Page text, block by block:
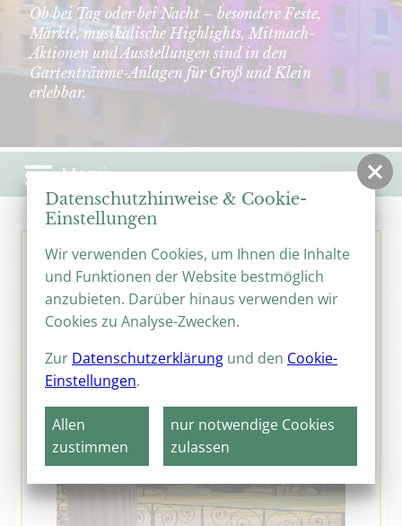
Ob bei Tag oder bei Nacht – besondere Feste,
Märkte, musikalische Highlights, Mitmach-
Aktionen und Ausstellungen sind in den
Gartenträume-Anlagen für Groß und Klein
erlebbar.
Menü
Theater-Open-Air
"Kloster.Berge.Garten"
30. Mai 2025bis06. Juni 2025|
Veranstaltungsort:Klosterbergegarten
Magdeburg unter Mitwirkung der
THEATERBALLETTSCHULE MAGDEBURG
Datenschutzhinweise & Cookie-
Einstellungen
Wir verwenden Cookies, um Ihnen die Inhalte
und Funktionen der Website bestmöglich
anzubieten. Darüber hinaus verwenden wir
Cookies zu Analyse-Zwecken.
Zur Datenschutzerklärung und den Cookie-
Einstellungen.
Allen
zustimmen
nur notwendige Cookies
zulassen